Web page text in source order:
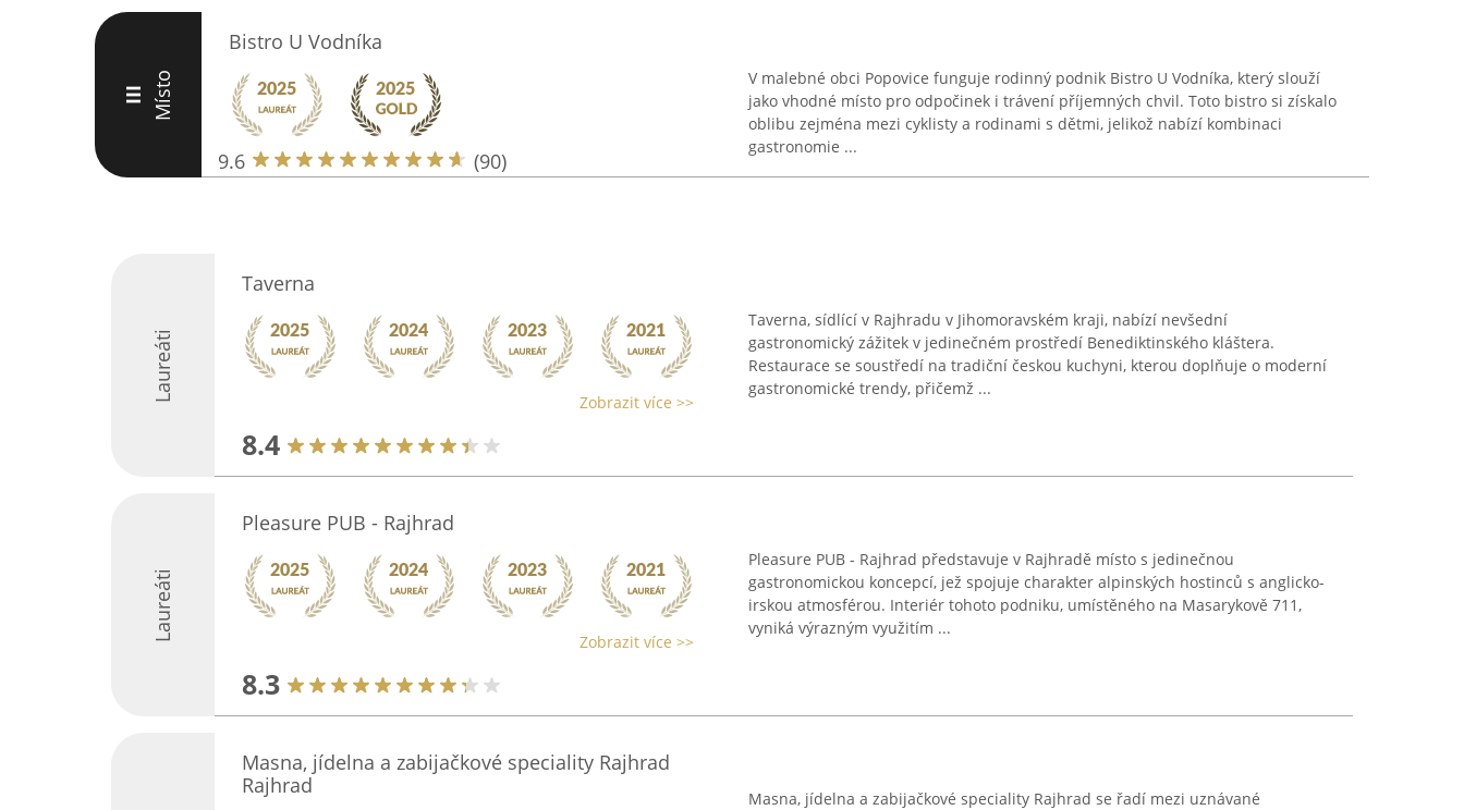
III Místo
Bistro U Vodníka
9.6 (90)
V malebné obci Popovice funguje rodinný podnik Bistro U Vodníka, který slouží
jako vhodné místo pro odpočinek i trávení příjemných chvil. Toto bistro si získalo
oblibu zejména mezi cyklisty a rodinami s dětmi, jelikož nabízí kombinaci
gastronomie ...
Laureáti
Taverna
Zobrazit více >>
8.4
Taverna, sídlící v Rajhradu v Jihomoravském kraji, nabízí nevšední
gastronomický zážitek v jedinečném prostředí Benediktinského kláštera.
Restaurace se soustředí na tradiční českou kuchyni, kterou doplňuje o moderní
gastronomické trendy, přičemž ...
Laureáti
Pleasure PUB - Rajhrad
Zobrazit více >>
8.3
Pleasure PUB - Rajhrad představuje v Rajhradě místo s jedinečnou
gastronomickou koncepcí, jež spojuje charakter alpinských hostinců s anglicko-
irskou atmosférou. Interiér tohoto podniku, umístěného na Masarykově 711,
vyniká výrazným využitím ...
Masna, jídelna a zabijačkové speciality Rajhrad
Rajhrad
Masna, jídelna a zabijačkové speciality Rajhrad se řadí mezi uznávané